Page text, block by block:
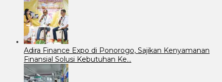
Adira Finance Expo di Ponorogo, Sajikan Kenyamanan
Finansial Solusi Kebutuhan Ke…